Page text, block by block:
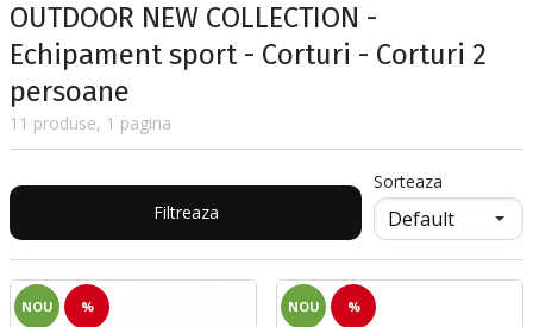
OUTDOOR NEW COLLECTION -
Echipament sport - Corturi - Corturi 2
persoane
11 produse, 1 pagina
Filtreaza
Sorteaza
NOU % NOU %